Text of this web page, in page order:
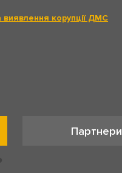
виявлення корупції ДМС
Партнери